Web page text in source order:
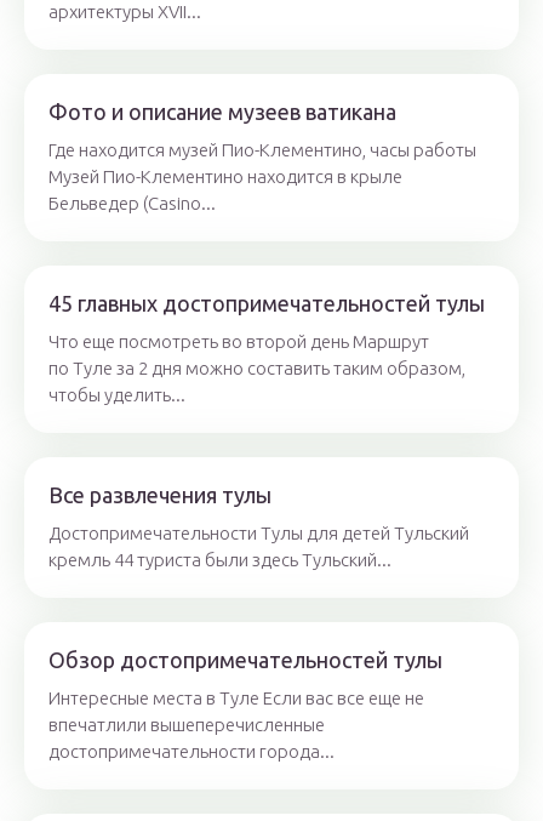
архитектуры XVII...
Фото и описание музеев ватикана
Где находится музей Пио-Клементино, часы работы
Музей Пио-Клементино находится в крыле
Бельведер (Casino...
45 главных достопримечательностей тулы
Что еще посмотреть во второй день Маршрут
по Туле за 2 дня можно составить таким образом,
чтобы уделить...
Все развлечения тулы
Достопримечательности Тулы для детей Тульский
кремль 44 туристa были здесь Тульский...
Обзор достопримечательностей тулы
Интересные места в Туле Если вас все еще не
впечатлили вышеперечисленные
достопримечательности города...